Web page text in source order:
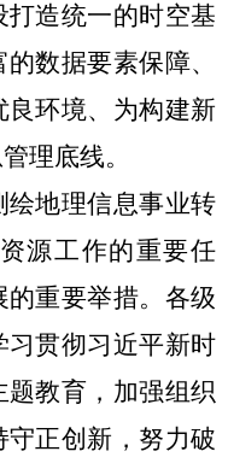
造统一的时空基
数据要素保障、
良环境、为构建新
理底线。
地理信息事业转
源工作的重要任
重要举措。各级
习贯彻习近平新时
教育，加强组织
正创新，努力破